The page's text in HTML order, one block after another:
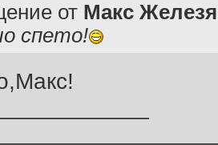
от Макс
спето!